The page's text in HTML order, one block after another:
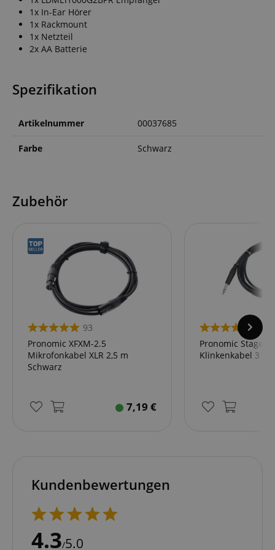
1x In-Ear Hörer
1x Rackmount
1x Netzteil
2x AA Batterie
Spezifikation
Artikelnummer 00037685
Farbe Schwarz
Zubehör
93
Pronomic XFXM-2.5
Mikrofonkabel XLR 2,5 m
Schwarz
7,19 €
26
Pronomic Stage
Klinkenkabel 3 m
Kundenbewertungen
4.3/5.0